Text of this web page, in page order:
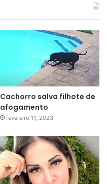
Cachorro salva filhote de
afogamento
fevereiro 11, 2023